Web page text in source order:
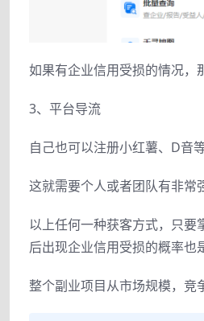
如果有企业信用受损的情况，
3、平台导流
自己也可以注册小红薯、D音
这就需要个人或者团队有非常
以上任何一种获客方式，只
后出现企业信用受损的概率也
整个副业项目从市场规模，竞